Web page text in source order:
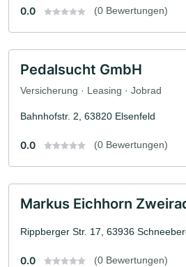
0.0 (0 Bewertungen)
Pedalsucht GmbH
Versicherung · Leasing · Jobrad
Bahnhofstr. 2, 63820 Elsenfeld
0.0 (0 Bewertungen)
Markus Eichhorn
Rippberger Str. 17, 63936
0.0 (0 Bewertungen)